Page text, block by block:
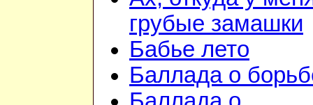
грубые замашки
Бабье лето
Баллада о